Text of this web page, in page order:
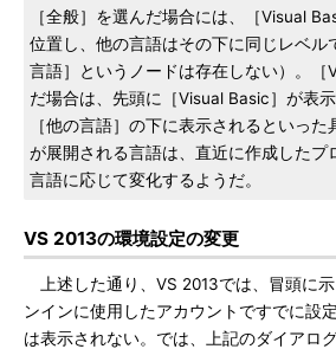
［全般］を選んだ場合には、［Visual
位置し、他の言語はその下に同じレベル
言語］というノードは存在しない）。［
だ場合は、先頭に［Visual Basic］が表
［他の言語］の下に表示されるといっ
が展開される言語は、直近に作成したプ
言語に応じて変化するようだ。
VS 2013の環境設定の変更
上述した通り、VS 2013では、冒頭に
ンインに使用したアカウントですでに設
は表示されない。では、上記のダイアロ